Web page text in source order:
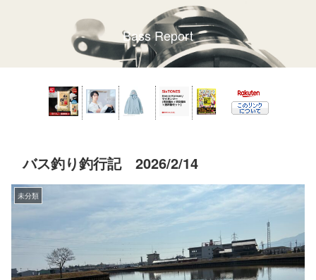
Bass Report
バス釣り釣行記 2026/2/14
未分類